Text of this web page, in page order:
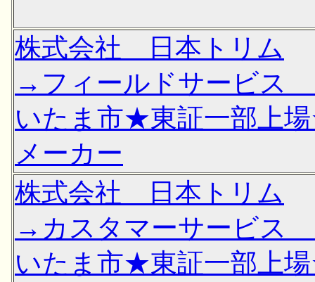
株式会社 日本トリム
→フィールドサービス
いたま市★東証一部上
メーカー
株式会社 日本トリム
→カスタマーサービス
いたま市★東証一部上